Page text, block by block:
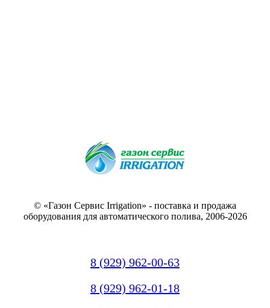
© «Газон Сервис Irrigation» - поставка и продажа
оборудования для автоматического полива, 2006-2026
8 (929) 962-00-63
8 (929) 962-01-18